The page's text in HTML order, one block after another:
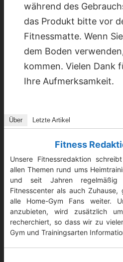
während des
das Produkt bitte vor
Fitnessmatte. Wenn
dem Boden
kommen. Vielen Dank
Ihre Aufmerksamkeit.
Über Letzte Artikel
Fitness
Unsere Fitnessredaktion
allen Themen rund ums
und seit Jahren
Fitnesscenter als auch
alle Home-Gym Fans weiter.
anzubieten, wird zusätzlich
recherchiert, so dass wir zu
Gym und Trainingsarten